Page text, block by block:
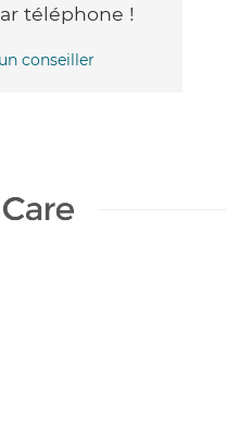
téléphone !
conseiller